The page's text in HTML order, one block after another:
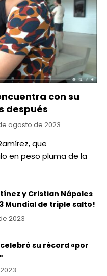
con su
después
agosto de 2023
que
en peso pluma de la
y Cristian Nápoles
Mundial de triple salto!
2023
su récord «por